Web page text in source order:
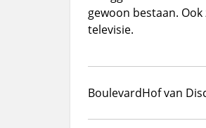
gewoon bestaan.
televisie.
BoulevardHof van